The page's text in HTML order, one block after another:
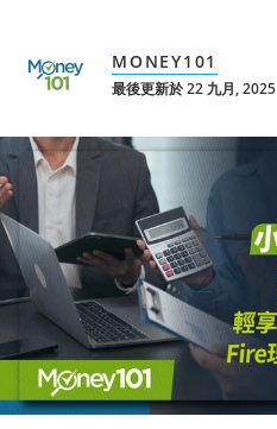
MONEY101
最後更新於 22 九月, 2025